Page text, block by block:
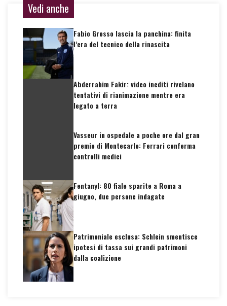
Vedi anche
Fabio Grosso lascia la panchina: finita
l’era del tecnico della rinascita
Abderrahim Fakir: video inediti rivelano
tentativi di rianimazione mentre era
legato a terra
Vasseur in ospedale a poche ore dal gran
premio di Montecarlo: Ferrari conferma
controlli medici
Fentanyl: 80 fiale sparite a Roma a
giugno, due persone indagate
Patrimoniale esclusa: Schlein smentisce
ipotesi di tassa sui grandi patrimoni
dalla coalizione